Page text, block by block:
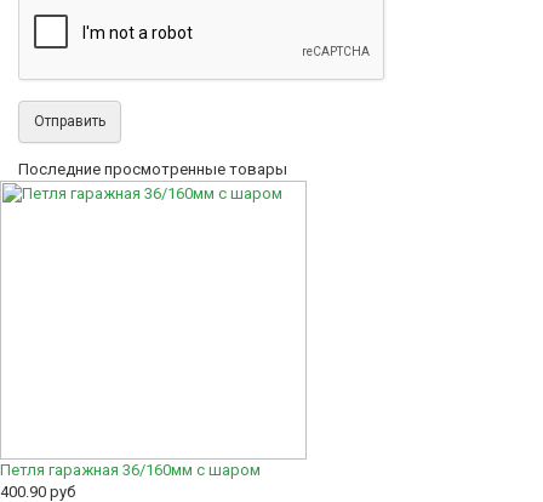
Отправить
Последние просмотренные товары
Петля гаражная 36/160мм с шаром
400.90 руб